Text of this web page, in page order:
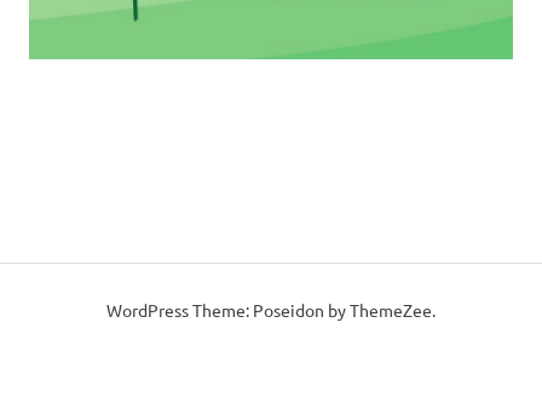
WordPress Theme: Poseidon by ThemeZee.